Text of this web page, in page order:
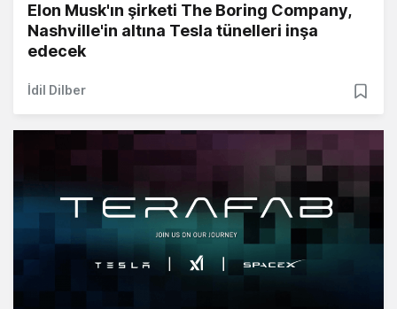
Elon Musk'ın şirketi The Boring Company,
Nashville'in altına Tesla tünelleri inşa
edecek
İdil Dilber